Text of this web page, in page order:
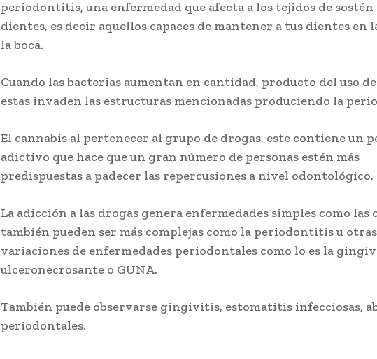
periodontitis, una enfermedad que afecta a los tejidos de sostén
dientes, es decir aquellos capaces de mantener a tus dientes en
la boca.
Cuando las bacterias aumentan en cantidad, producto del uso de
estas invaden las estructuras mencionadas produciendo la
El cannabis al pertenecer al grupo de drogas, este contiene un
adictivo que hace que un gran número de personas estén más
predispuestas a padecer las repercusiones a nivel odontológico.
La adicción a las drogas genera enfermedades simples como las
también pueden ser más complejas como la periodontitis u otras
variaciones de enfermedades periodontales como lo es la
ulceronecrosante o GUNA.
También puede observarse gingivitis, estomatitis infecciosas,
periodontales.